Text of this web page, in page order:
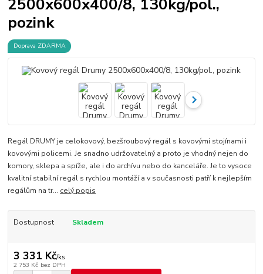
pozink
Doprava ZDARMA
Regál DRUMY je celokovový, bezšroubový regál s kovovými stojínami i
kovovými policemi. Je snadno udržovatelný a proto je vhodný nejen do
komory, sklepa a spíže, ale i do archívu nebo do kanceláře. Je to vysoce
kvalitní stabilní regál s rychlou montáží a v současnosti patří k nejlepším
regálům na tr... celý popis
Dostupnost Skladem
3 331 Kč/ks
2 753 Kč bez DPH